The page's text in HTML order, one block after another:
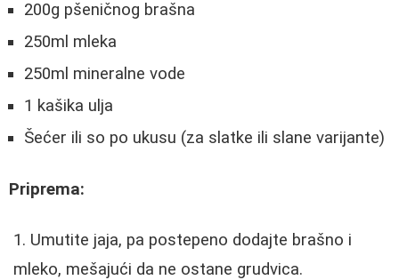
200g pšeničnog brašna
250ml mleka
250ml mineralne vode
1 kašika ulja
Šećer ili so po ukusu (za slatke ili slane varijante)
Priprema:
Umutite jaja, pa postepeno dodajte brašno i
mleko, mešajući da ne ostane grudvica.